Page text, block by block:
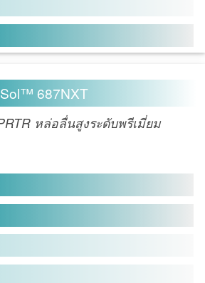
687NXT
หล่อลื่นสูงระดับพรีเมี่ยม